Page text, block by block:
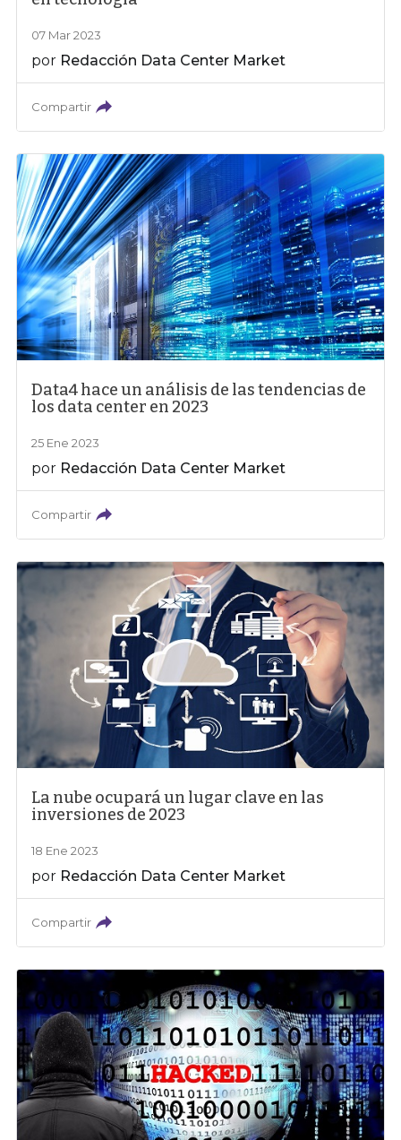
07 Mar 2023
por Redacción Data Center Market
Compartir
Data4 hace un análisis de las tendencias de
los data center en 2023
25 Ene 2023
por Redacción Data Center Market
Compartir
La nube ocupará un lugar clave en las
inversiones de 2023
18 Ene 2023
por Redacción Data Center Market
Compartir